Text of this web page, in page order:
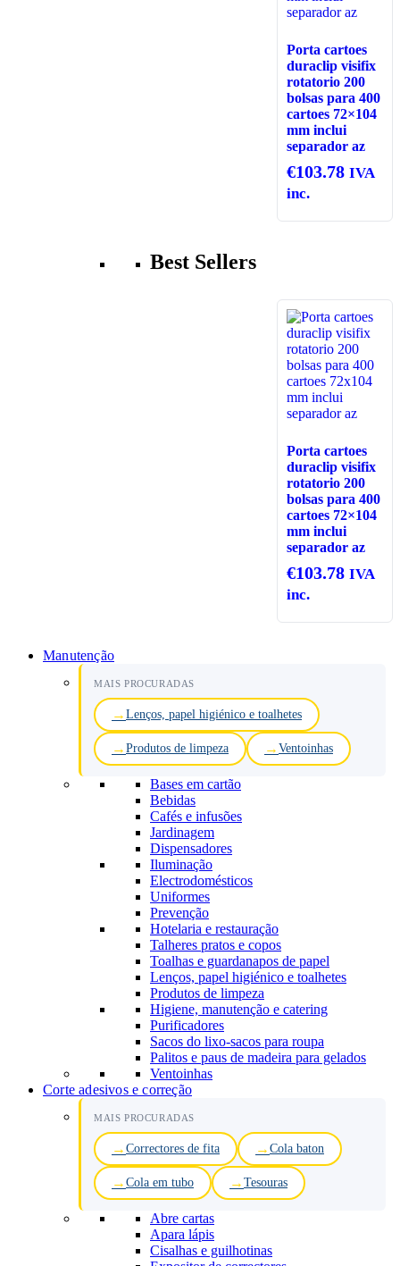
Porta cartoes
duraclip visifix
rotatorio 200
bolsas para 400
cartoes 72×104
mm inclui
separador az
€103.78 IVA
inc.
Best Sellers
Porta cartoes
duraclip visifix
rotatorio 200
bolsas para 400
cartoes 72×104
mm inclui
separador az
€103.78 IVA
inc.
Manutenção
MAIS PROCURADAS
Lenços, papel higiénico e toalhetes
Produtos de limpeza Ventoinhas
Bases em cartão
Bebidas
Cafés e infusões
Jardinagem
Dispensadores
Iluminação
Electrodomésticos
Uniformes
Prevenção
Hotelaria e restauração
Talheres pratos e copos
Toalhas e guardanapos de papel
Lenços, papel higiénico e toalhetes
Produtos de limpeza
Higiene, manutenção e catering
Purificadores
Sacos do lixo-sacos para roupa
Palitos e paus de madeira para gelados
Ventoinhas
Corte adesivos e correção
MAIS PROCURADAS
Correctores de fita Cola baton
Cola em tubo Tesouras
Abre cartas
Apara lápis
Cisalhas e guilhotinas